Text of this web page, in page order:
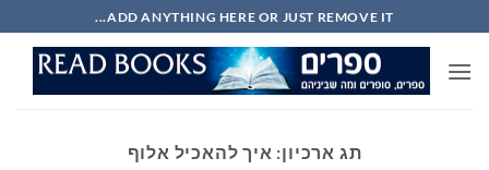
to
content
ADD ANYTHING HERE OR JUST REMOVE IT...
תג ארכיון: איך להאכיל אלוף